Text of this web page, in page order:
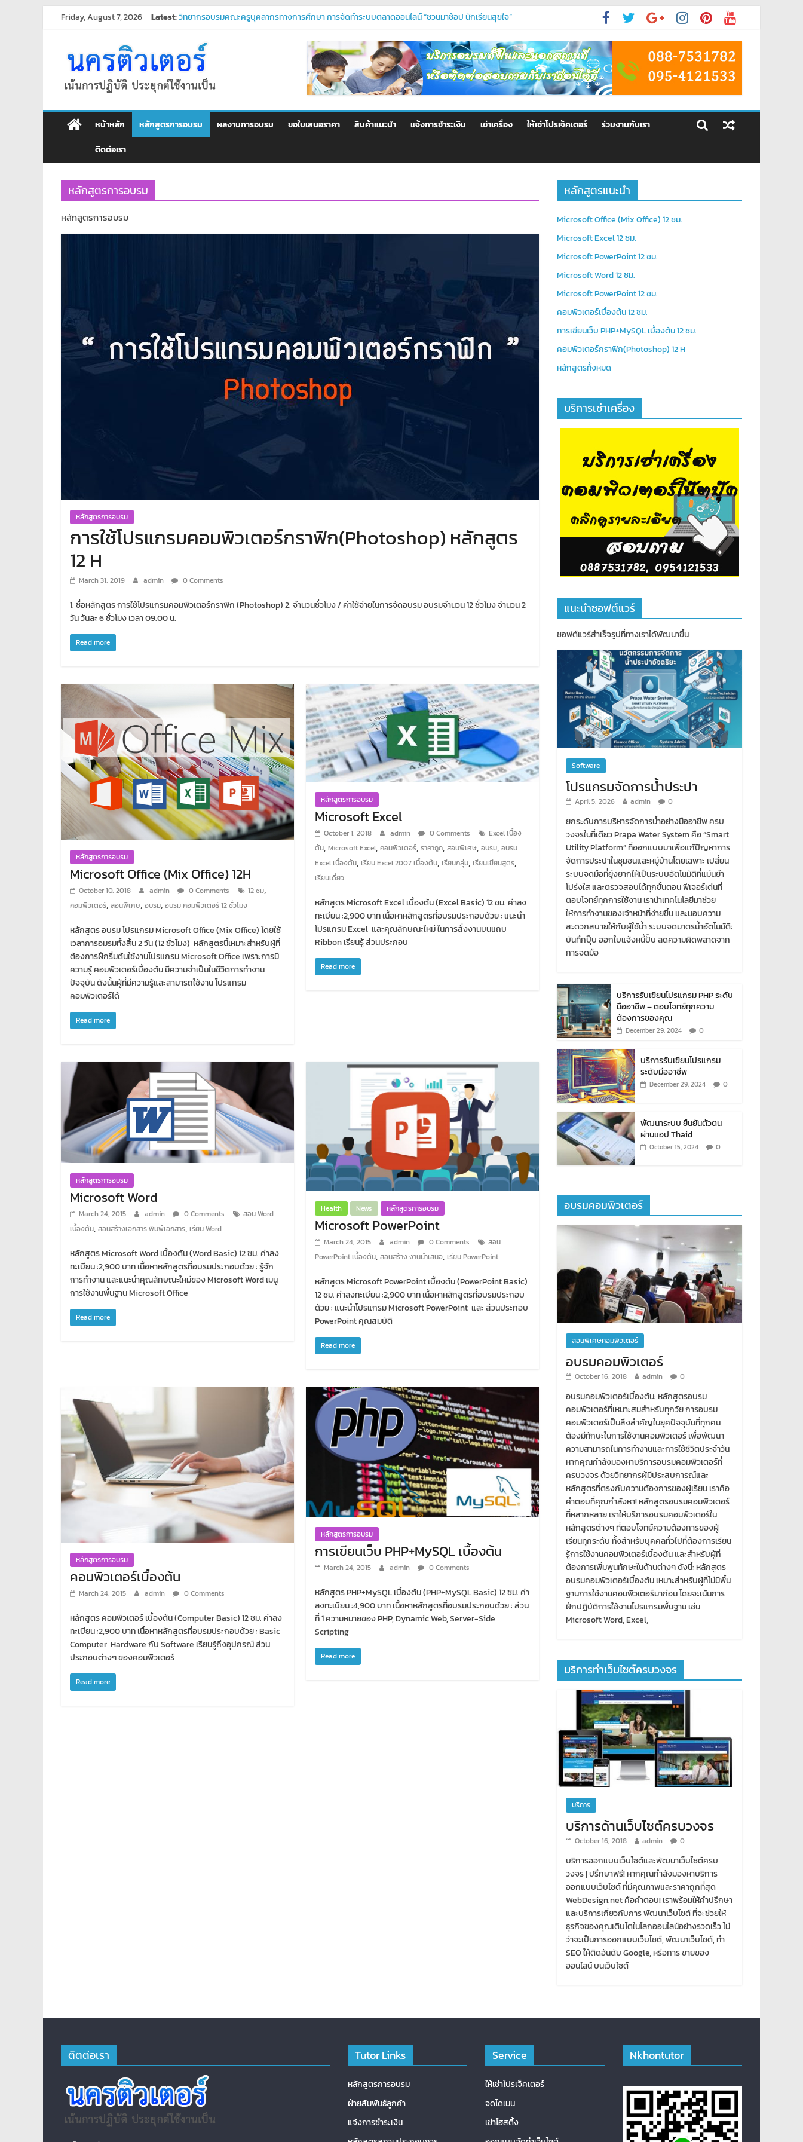
Friday, August 7, 2026 Latest:วิทยากรอบรมคณะครูบุคลากรทางการศึกษา การจัดทำระบบตลาดออนไลน์ “ชวนมาช้อป นักเรียนสุขใจ”
บริการรับเขียนโปรแกรม PHP ระดับมืออาชีพ – ตอบโจทย์ทุกความต้องการของคุณ
บริการรับเขียนโปรแกรมระดับมืออาชีพ
พัฒนาระบบ ยืนยันตัวตนผ่านแอป Thaid
ศูนย์
อบรม
คอมพิวเตอร์
สอน
พิเศษ
คอมพิวเตอร์
คอมพิวเตอร์
รับ
ทำ
เว็บไซต์
บริการ
คอมพิวเตอร์
ออกแบบ
เว็บ
พัฒนา
เว็บ
ทำ
จด
โดเมน
เช่า
ถูก
รับ
เขียน
โปรแกรม
สั่ง
สอน
พิเศษ
หน้าหลัก หลักสูตรการอบรม ผลงานการอบรม ขอใบเสนอราคา สินค้าแนะนำ แจ้งการชำระเงิน เช่าเครื่อง ให้เช่าโปรเจ็คเตอร์
ร่วมงานกับเรา
ติดต่อเรา
หลักสูตรการอบรม
หลักสูตรการอบรม
หลักสูตรการอบรม
การใช้โปรแกรมคอมพิวเตอร์กราฟิก(Photoshop) หลักสูตร
12 H
March 31, 2019 admin 0 Comments
1. ชื่อหลักสูตร การใช้โปรแกรมคอมพิวเตอร์กราฟิก (Photoshop) 2. จำนวนชั่วโมง / ค่าใช้จ่ายในการจัดอบรม อบรมจำนวน 12 ชั่วโมง จำนวน 2
วัน วันละ 6 ชั่วโมง เวลา 09.00 น.
Read more
หลักสูตรการอบรม
Microsoft Office (Mix Office) 12H
October 10, 2018 admin 0 Comments 12 ชม,
คอมพิวเตอร์, สอนพิเศษ, อบรม, อบรม คอมพิวเตอร์ 12 ชั่วโมง
หลักสูตร อบรม โปรแกรม Microsoft Office (Mix Office) โดยใช้
เวลาการอมรมทั้งสิ้น 2 วัน (12 ชั่วโมง) หลักสูตรนี้เหมาะสำหรับผู้ที่
ต้องการฝึกริ่มต้นใช้งานโปรแกรม Microsoft Office เพราะการมี
ความรู้ คอมพิวเตอร์เบื้องต้น มีความจำเป็นในชีวิตการทำงาน
ปัจจุบัน ดังนั้นผู้ที่มีความรู้และสามารถใช้งาน โปรแกรม
คอมพิวเตอร์ได้
Read more
หลักสูตรการอบรม
Microsoft Excel
October 1, 2018 admin 0 Comments
Excel เบื้อง
ต้น,Microsoft Excel,คอมพิวเตอร์,ราคาถูก,สอนพิเศษ,อบรม,อบรม
Excel เบื้องต้น,เรียน Excel 2007 เบื้องต้น,เรียนกลุ่ม,เรียนเขียนสูตร,
เรียนเดี่ยว
หลักสูตร Microsoft Excel เบื้องต้น (Excel Basic) 12 ชม. ค่าลง
ทะเบียน :2,900 บาท เนื้อหาหลักสูตรที่อบรมประกอบด้วย : แนะนำ
โปรแกรม Excel และคุณลักษณะใหม่ ในการสั่งงานบนแถบ
Ribbon เรียนรู้ ส่วนประกอบ
Read more
หลักสูตรการอบรม
Microsoft Word
March 24, 2015 admin 0 Comments
สอน Word
เบื้องต้น, สอนสร้างเอกสาร พิมพ์เอกสาร, เรียน Word
หลักสูตร Microsoft Word เบื้องต้น (Word Basic) 12 ชม. ค่าลง
ทะเบียน :2,900 บาท เนื้อหาหลักสูตรที่อบรมประกอบด้วย : รู้จัก
การทำงาน และแนะนำคุณลักษณะใหม่ของ Microsoft Word เมนู
การใช้งานพื้นฐาน Microsoft Office
Read more
Health News หลักสูตรการอบรม
Microsoft PowerPoint
March 24, 2015 admin 0 Comments
สอน
PowerPoint เบื้องต้น,สอนสร้าง งานนำเสนอ,เรียน PowerPoint
หลักสูตร Microsoft PowerPoint เบื้องต้น (PowerPoint Basic)
12 ชม. ค่าลงทะเบียน :2,900 บาท เนื้อหาหลักสูตรที่อบรมประกอบ
ด้วย : แนะนำโปรแกรม Microsoft PowerPoint และ ส่วนประกอบ
PowerPoint คุณสมบัติ
Read more
หลักสูตรการอบรม
คอมพิวเตอร์เบื้องต้น
March 24, 2015 admin 0 Comments
หลักสูตร คอมพิวเตอร์ เบื้องต้น (Computer Basic) 12 ชม. ค่าลง
ทะเบียน :2,900 บาท เนื้อหาหลักสูตรที่อบรมประกอบด้วย : Basic
Computer Hardware กับ Software เรียนรู้ถึงอุปกรณ์ ส่วน
ประกอบต่างๆ ของคอมพิวเตอร์
Read more
หลักสูตรการอบรม
การเขียนเว็บ PHP+MySQL เบื้องต้น
March 24, 2015 admin 0 Comments
หลักสูตร PHP+MySQL เบื้องต้น (PHP+MySQL Basic) 12 ชม. ค่า
ลงทะเบียน :4,900 บาท เนื้อหาหลักสูตรที่อบรมประกอบด้วย : ส่วน
ที่ 1 ความหมายของ PHP, Dynamic Web, Server-Side
Scripting
Read more
หลักสูตรแนะนำ
Microsoft Office (Mix Office) 12 ชม.
Microsoft Excel 12 ชม.
Microsoft PowerPoint 12 ชม.
Microsoft Word 12 ชม.
Microsoft PowerPoint 12 ชม.
คอมพิวเตอร์เบื้องต้น 12 ชม.
การเขียนเว็บ PHP+MySQL เบื้องต้น 12 ชม.
คอมพิวเตอร์กราฟิก(Photoshop) 12 H
หลักสูตรท้ังหมด
บริการเช่าเครื่อง
แนะนำซอฟต์แวร์
ซอฟต์แวร์สำเร็จรูปที่ทางเราได้พัฒนาขึ้น
Software
โปรแกรมจัดการน้ำประปา
April 5, 2026 admin 0
ยกระดับการบริหารจัดการน้ำอย่างมืออาชีพ ครบ
วงจรในที่เดียว Prapa Water System คือ “Smart
Utility Platform” ที่ออกแบบมาเพื่อแก้ปัญหาการ
จัดการประปาในชุมชนและหมู่บ้านโดยเฉพาะ เปลี่ยน
ระบบจดมือที่ยุ่งยากให้เป็นระบบอัตโนมัติที่แม่นยำ
โปร่งใส และตรวจสอบได้ทุกขั้นตอน ฟีเจอร์เด่นที่
ตอบโจทย์ทุกการใช้งาน เรานำเทคโนโลยีมาช่วย
ให้การทำงานของเจ้าหน้าที่ง่ายขึ้น และมอบความ
สะดวกสบายให้กับผู้ใช้น้ำ ระบบจดมาตรน้ำอัตโนมัติ:
บันทึกปุ๊บ ออกใบแจ้งหนี้ปั๊บ ลดความผิดพลาดจาก
การจดมือ
บริการรับเขียนโปรแกรม PHP ระดับ
มืออาชีพ – ตอบโจทย์ทุกความ
ต้องการของคุณ
December 29, 2024 0
บริการรับเขียนโปรแกรม
ระดับมืออาชีพ
December 29, 2024 0
พัฒนาระบบ ยืนยันตัวตน
ผ่านแอป Thaid
October 15, 2024 0
อบรมคอมพิวเตอร์
สอนพิเศษคอมพิวเตอร์
อบรมคอมพิวเตอร์
October 16, 2018 admin 0
อบรมคอมพิวเตอร์เบื้องต้น: หลักสูตรอบรม
คอมพิวเตอร์ที่เหมาะสมสำหรับทุกวัย การอบรม
คอมพิวเตอร์เป็นสิ่งสำคัญในยุคปัจจุบันที่ทุกคน
ต้องมีทักษะในการใช้งานคอมพิวเตอร์ เพื่อพัฒนา
ความสามารถในการทำงานและการใช้ชีวิตประจำวัน
หากคุณกำลังมองหาบริการอบรมคอมพิวเตอร์ที่
ครบวงจร ด้วยวิทยากรผู้มีประสบการณ์และ
หลักสูตรที่ตรงกับความต้องการของผู้เรียน เราคือ
คำตอบที่คุณกำลังหา! หลักสูตรอบรมคอมพิวเตอร์
ที่หลากหลาย เราให้บริการอบรมคอมพิวเตอร์ใน
หลักสูตรต่างๆ ที่ตอบโจทย์ความต้องการของผู้
เรียนทุกระดับ ทั้งสำหรับบุคคลทั่วไปที่ต้องการเรียน
รู้การใช้งานคอมพิวเตอร์เบื้องต้น และสำหรับผู้ที่
ต้องการเพิ่มพูนทักษะในด้านต่างๆ ดังนี้: หลักสูตร
อบรมคอมพิวเตอร์เบื้องต้น เหมาะสำหรับผู้ที่ไม่มีพื้น
ฐานการใช้งานคอมพิวเตอร์มาก่อน โดยจะเน้นการ
ฝึกปฏิบัติการใช้งานโปรแกรมพื้นฐาน เช่น
Microsoft Word, Excel,
บริการทำเว็บไซต์ครบวงจร
บริการ
บริการด้านเว็บไซต์ครบวงจร
October 16, 2018 admin 0
บริการออกแบบเว็บไซต์และพัฒนาเว็บไซต์ครบ
วงจร | ปรึกษาฟรี! หากคุณกำลังมองหาบริการ
ออกแบบเว็บไซต์ ที่มีคุณภาพและราคาถูกที่สุด
WebDesign.net คือคำตอบ! เราพร้อมให้คำปรึกษา
และบริการเกี่ยวกับการ พัฒนาเว็บไซต์ ที่จะช่วยให้
ธุรกิจของคุณเติบโตในโลกออนไลน์อย่างรวดเร็ว ไม่
ว่าจะเป็นการออกแบบเว็บไซต์, พัฒนาเว็บไซต์, ทำ
SEO ให้ติดอันดับ Google, หรือการ ขายของ
ออนไลน์ บนเว็บไซต์
ติตต่อเรา Tutor Links
หลักสูตรการอบรม
ฝ่ายสัมพันธ์ลูกค้า
แจ้งการชำระเงิน
Service
ให้เช่าโปรเจ็คเตอร์
จดโดเมน
เช่าโฮสติ้ง
Nkhontutor